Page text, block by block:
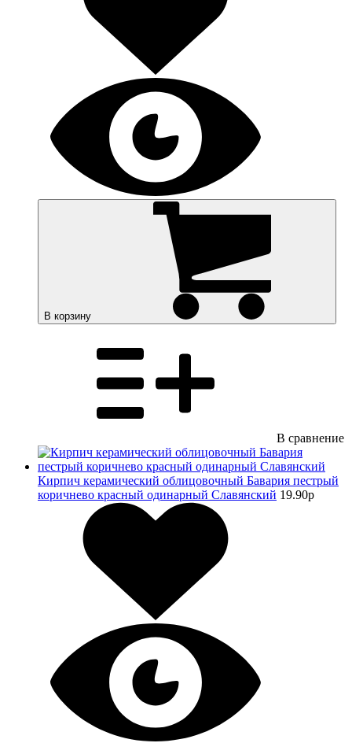
В корзину
В сравнение
Кирпич керамический облицовочный Бавария пестрый
коричнево красный одинарный Славянский 19.90p